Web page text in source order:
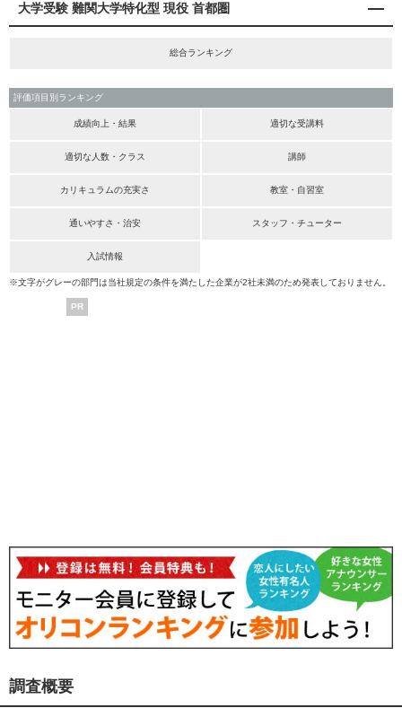
大学受験 難関大学特化型 現役 首都圏
総合ランキング
評価項目別ランキング
成績向上・結果 適切な受講料
適切な人数・クラス 講師
カリキュラムの充実さ 教室・自習室
通いやすさ・治安 スタッフ・チューター
入試情報
※文字がグレーの部門は当社規定の条件を満たした企業が2社未満のため発表しておりません。
PR
調査概要